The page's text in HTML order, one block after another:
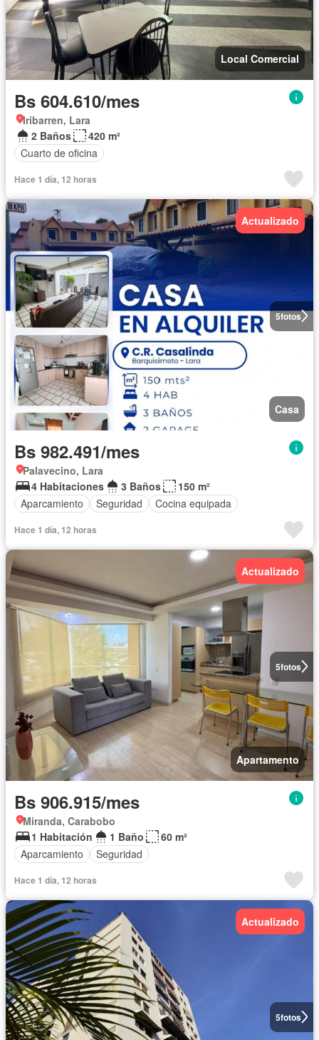
Local Comercial
Bs 604.610/mes
Iribarren, Lara
2 Baños
420 m²
Cuarto de oficina
Hace 1 día, 12 horas
5fotos
Actualizado
Casa
Bs 982.491/mes
Palavecino, Lara
4 Habitaciones
3 Baños
150 m²
Aparcamiento
Seguridad Cocina equipada
Hace 1 día, 12 horas
5fotos
Actualizado
Apartamento
Bs 906.915/mes
Miranda, Carabobo
1 Habitación
1 Baño
60 m²
Aparcamiento
Seguridad
Hace 1 día, 12 horas
5fotos
Actualizado